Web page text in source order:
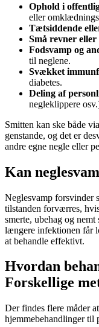
Ophold i
eller
Tætsiddende
Små revner eller
Fodsvamp og
til neglene.
Svækket
diabetes.
Deling af
negleklippere
Smitten kan ske både
genstande, og det er
andre egne negle eller
Kan
Neglesvamp forsvinder
tilstanden forværres,
smerte, ubehag og nemt
længere infektionen får
at behandle effektivt.
Hvordan
Forskellige
Der findes flere måder
hjemmebehandlinger til